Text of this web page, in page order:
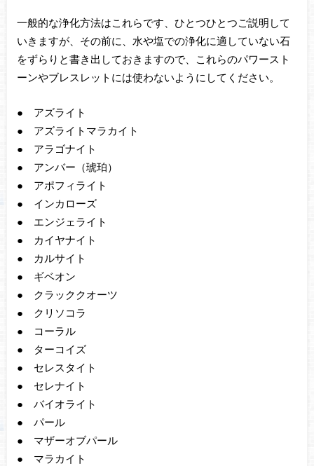
一般的な浄化方法はこれらです、ひとつひとつご説明して
いきますが、その前に、水や塩での浄化に適していない石
をずらりと書き出しておきますので、これらのパワースト
ーンやブレスレットには使わないようにしてください。
● アズライト
● アズライトマラカイト
● アラゴナイト
● アンバー（琥珀）
● アポフィライト
● インカローズ
● エンジェライト
● カイヤナイト
● カルサイト
● ギベオン
● クラッククオーツ
● クリソコラ
● コーラル
● ターコイズ
● セレスタイト
● セレナイト
● バイオライト
● パール
● マザーオブパール
● マラカイト